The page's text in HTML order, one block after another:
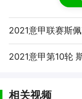
相关视频